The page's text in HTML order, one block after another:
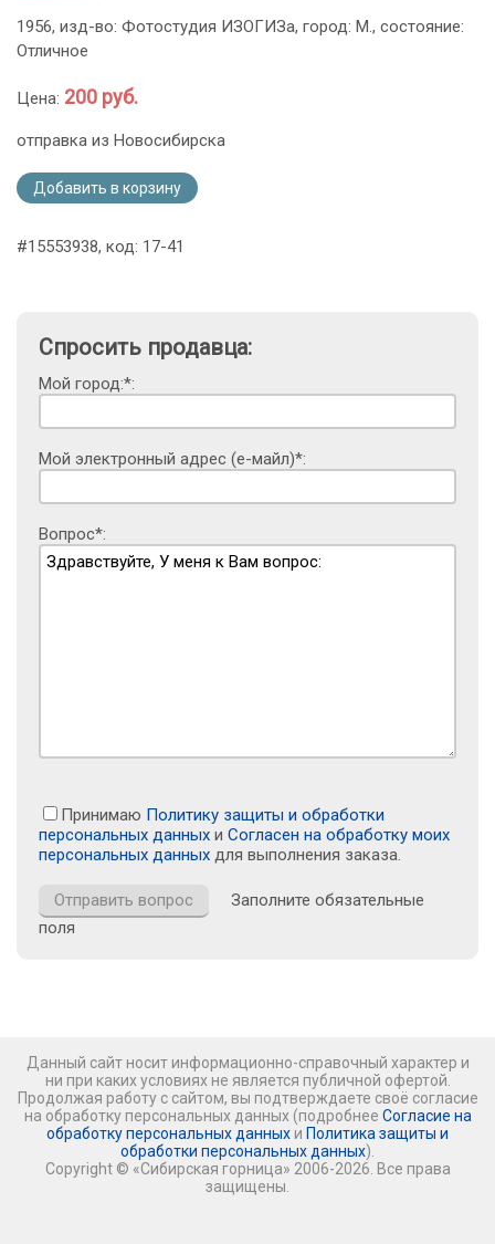
1956, изд-во: Фотостудия ИЗОГИЗа, город: М., состояние:
Отличное
Цена: 200 руб.
отправка из Новосибирска
Добавить в корзину
#15553938, код: 17-41
Спросить продавца:
Мой город:*:
Мой электронный адрес (е-майл)*:
Вопрос*:
Принимаю Политику защиты и обработки
персональных данных и Согласен на обработку моих
персональных данных для выполнения заказа.
Заполните обязательные
поля
Данный сайт носит информационно-справочный характер и
ни при каких условиях не является публичной офертой.
Продолжая работу с сайтом, вы подтверждаете своё согласие
на обработку персональных данных (подробнее Согласие на
обработку персональных данных и Политика защиты и
обработки персональных данных).
Copyright © «Сибирская горница» 2006-2026. Все права
защищены.